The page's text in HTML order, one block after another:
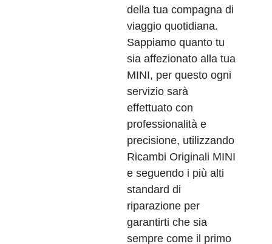
della tua compagna di
viaggio quotidiana.
Sappiamo quanto tu
sia affezionato alla tua
MINI, per questo ogni
servizio sarà
effettuato con
professionalità e
precisione, utilizzando
Ricambi Originali MINI
e seguendo i più alti
standard di
riparazione per
garantirti che sia
sempre come il primo